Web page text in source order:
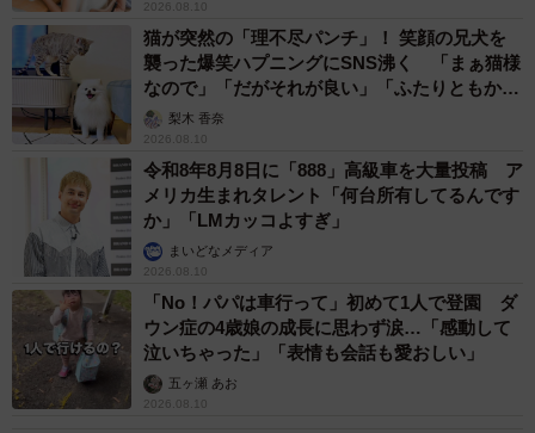
2026.08.10
猫が突然の「理不尽パンチ」！ 笑顔の兄犬を
襲った爆笑ハプニングにSNS沸く 「まぁ猫様
なので」「だがそれが良い」「ふたりともかわ
いいね」
梨木 香奈
2026.08.10
令和8年8月8日に「888」高級車を大量投稿 ア
メリカ生まれタレント「何台所有してるんです
か」「LMカッコよすぎ」
まいどなメディア
2026.08.10
「No！パパは車行って」初めて1人で登園 ダ
ウン症の4歳娘の成長に思わず涙…「感動して
泣いちゃった」「表情も会話も愛おしい」
五ヶ瀬 あお
2026.08.10